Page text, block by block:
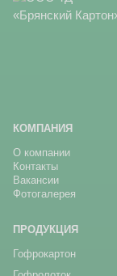
КОМПАНИЯ
О компании
Контакты
Вакансии
Фотогалерея
ПРОДУКЦИЯ
Гофрокартон